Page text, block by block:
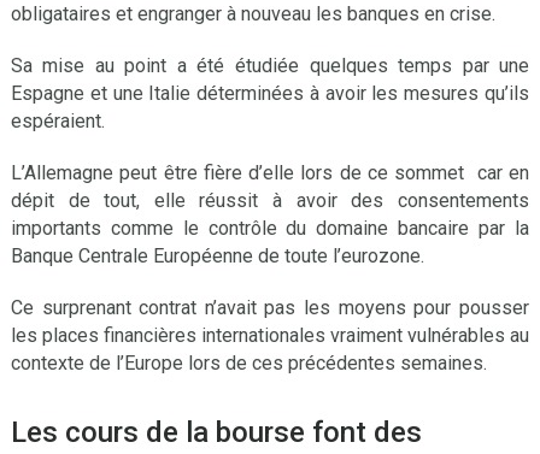
obligataires et engranger à nouveau les banques en crise.
Sa mise au point a été étudiée quelques temps par une
Espagne et une Italie déterminées à avoir les mesures qu’ils
espéraient.
L’Allemagne peut être fière d’elle lors de ce sommet car en
dépit de tout, elle réussit à avoir des consentements
importants comme le contrôle du domaine bancaire par la
Banque Centrale Européenne de toute l’eurozone.
Ce surprenant contrat n’avait pas les moyens pour pousser
les places financières internationales vraiment vulnérables au
contexte de l’Europe lors de ces précédentes semaines.
Les cours de la bourse font des